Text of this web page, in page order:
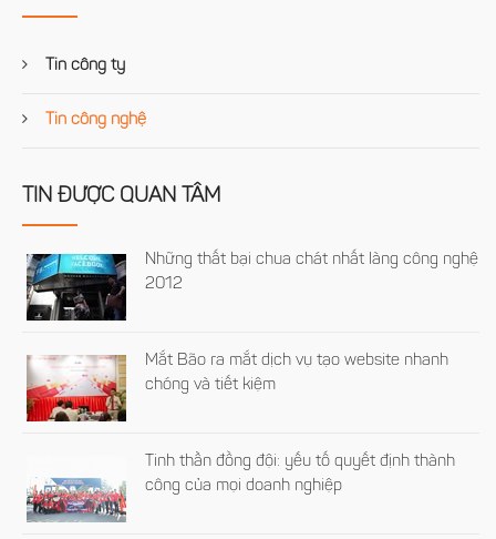
Tin công ty
Tin công nghệ
TIN ĐƯỢC QUAN TÂM
Những thất bại chua chát nhất làng công nghệ
2012
Mắt Bão ra mắt dịch vụ tạo website nhanh
chóng và tiết kiệm
Tinh thần đồng đội: yếu tố quyết định thành
công của mọi doanh nghiệp